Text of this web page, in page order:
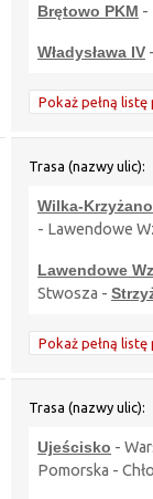
Brętowo PKM -
Władysława IV
Pokaż pełną
Trasa (nazwy ulic):
Wilka-
- Lawendowe
Lawendowe
Stwosza -
Pokaż pełną
Trasa (nazwy ulic):
Ujeścisko -
Pomorska -